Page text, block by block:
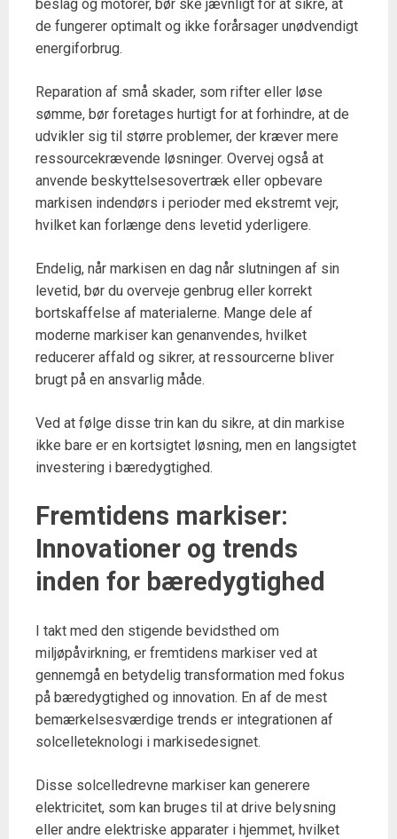
beslag og motorer, bør ske jævnligt for at sikre, at
de fungerer optimalt og ikke forårsager unødvendigt
energiforbrug.
Reparation af små skader, som rifter eller løse
sømme, bør foretages hurtigt for at forhindre, at de
udvikler sig til større problemer, der kræver mere
ressourcekrævende løsninger. Overvej også at
anvende beskyttelsesovertræk eller opbevare
markisen indendørs i perioder med ekstremt vejr,
hvilket kan forlænge dens levetid yderligere.
Endelig, når markisen en dag når slutningen af sin
levetid, bør du overveje genbrug eller korrekt
bortskaffelse af materialerne. Mange dele af
moderne markiser kan genanvendes, hvilket
reducerer affald og sikrer, at ressourcerne bliver
brugt på en ansvarlig måde.
Ved at følge disse trin kan du sikre, at din markise
ikke bare er en kortsigtet løsning, men en langsigtet
investering i bæredygtighed.
Fremtidens markiser:
Innovationer og trends
inden for bæredygtighed
I takt med den stigende bevidsthed om
miljøpåvirkning, er fremtidens markiser ved at
gennemgå en betydelig transformation med fokus
på bæredygtighed og innovation. En af de mest
bemærkelsesværdige trends er integrationen af
solcelleteknologi i markisedesignet.
Disse solcelledrevne markiser kan generere
elektricitet, som kan bruges til at drive belysning
eller andre elektriske apparater i hjemmet, hvilket